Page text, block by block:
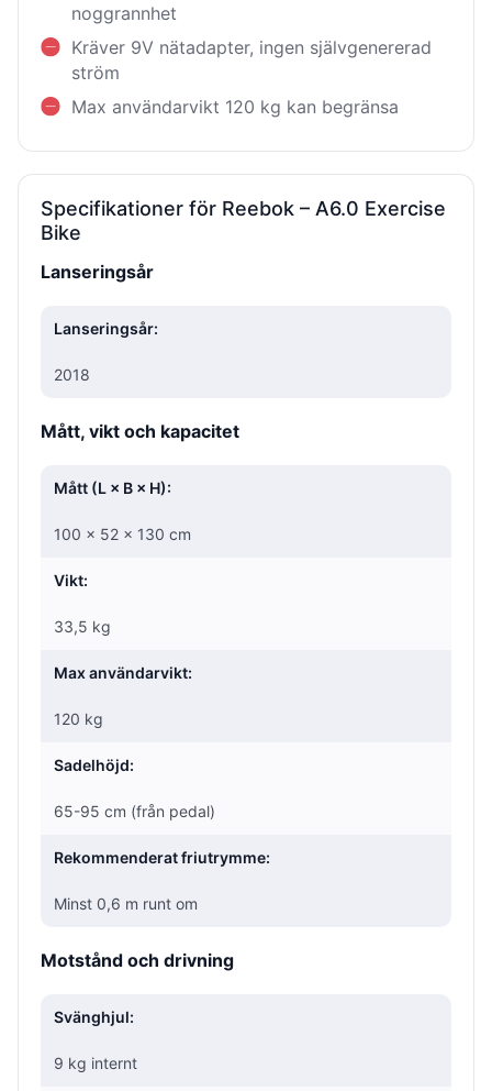
noggrannhet
Kräver 9V nätadapter, ingen självgenererad
ström
Max användarvikt 120 kg kan begränsa
Specifikationer för Reebok – A6.0 Exercise
Bike
Lanseringsår
Lanseringsår:
2018
Mått, vikt och kapacitet
Mått (L × B × H):
100 × 52 × 130 cm
Vikt:
33,5 kg
Max användarvikt:
120 kg
Sadelhöjd:
65-95 cm (från pedal)
Rekommenderat friutrymme:
Minst 0,6 m runt om
Motstånd och drivning
Svänghjul:
9 kg internt